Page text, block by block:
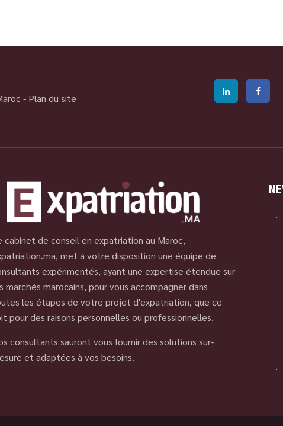
- Plan du site
cabinet de conseil en expatriation au Maroc,
met à votre disposition une équipe de
expérimentés, ayant une expertise étendue sur
marchés marocains, pour vous accompagner dans
les étapes de votre projet d'expatriation, que ce
pour des raisons personnelles ou professionnelles.
consultants sauront vous fournir des solutions sur-
et adaptées à vos besoins.